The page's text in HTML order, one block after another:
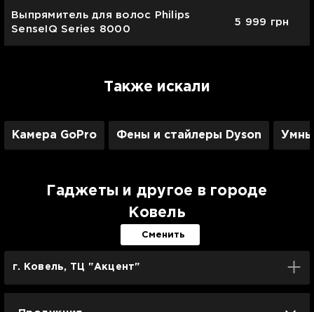
Выпрямитель для волос Philips
SenseIQ Series 8000
5 999 грн
Также искали
Камера GoPro Фены и стайлеры Dyson
Гаджеты и другое в городе
Ковель
Сменить
г. Ковель, ТЦ "Акцент"